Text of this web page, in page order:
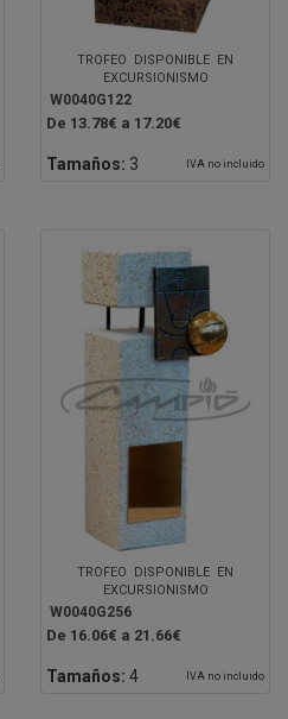
TROFEO DISPONIBLE EN
EXCURSIONISMO
W0040G122
De 13.78€ a 17.20€
Tamaños: 3 IVA no incluido
TROFEO DISPONIBLE EN
EXCURSIONISMO
W0040G256
De 16.06€ a 21.66€
Tamaños: 4 IVA no incluido